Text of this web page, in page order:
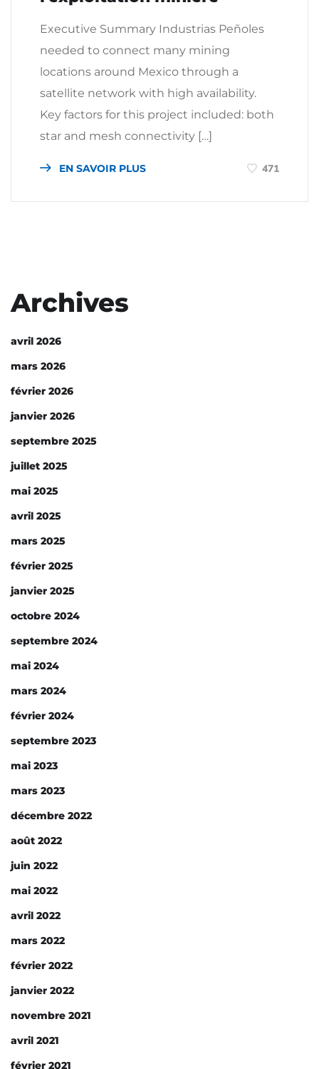
Executive Summary Industrias Peñoles
needed to connect many mining
locations around Mexico through a
satellite network with high availability.
Key factors for this project included: both
star and mesh connectivity […]
EN SAVOIR PLUS 471
Archives
avril 2026
mars 2026
février 2026
janvier 2026
septembre 2025
juillet 2025
mai 2025
avril 2025
mars 2025
février 2025
janvier 2025
octobre 2024
septembre 2024
mai 2024
mars 2024
février 2024
septembre 2023
mai 2023
mars 2023
décembre 2022
août 2022
juin 2022
mai 2022
avril 2022
mars 2022
février 2022
janvier 2022
novembre 2021
avril 2021
février 2021